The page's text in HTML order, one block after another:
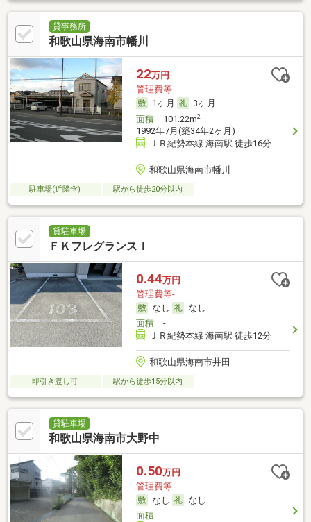
貸事務所
和歌山県海南市幡川
22万円
管理費等-
1ヶ月
3ヶ月
面積101.22m2
1992年7月(築34年2ヶ月)
ＪＲ紀勢本線 海南駅 徒歩16分
和歌山県海南市幡川
駐車場(近隣含) 駅から徒歩20分以内
貸駐車場
ＦＫフレグランスＩ
0.44万円
管理費等-
なし
なし
面積-
ＪＲ紀勢本線 海南駅 徒歩12分
和歌山県海南市井田
即引き渡し可 駅から徒歩15分以内
貸駐車場
和歌山県海南市大野中
0.50万円
管理費等-
なし
なし
面積-